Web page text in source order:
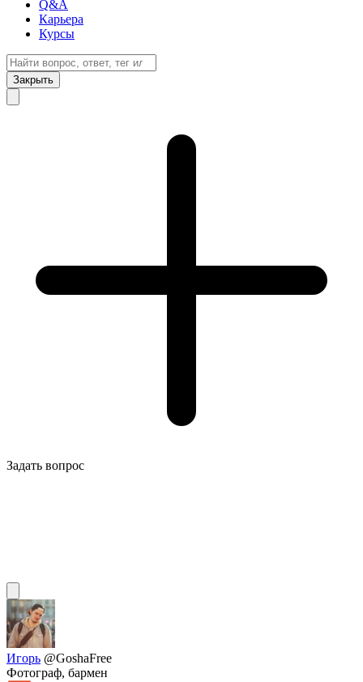
Q&A
Карьера
Курсы
Закрыть
Задать вопрос
Игорь @GoshaFree
Фотограф, бармен